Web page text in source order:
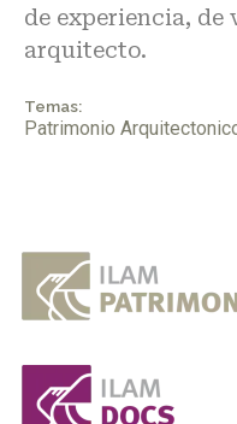
de experiencia, de
arquitecto.
Temas:
Patrimonio